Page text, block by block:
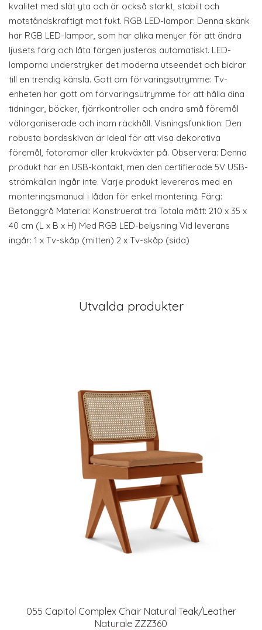
kvalitet med slät yta och är också starkt, stabilt och
motståndskraftigt mot fukt. RGB LED-lampor: Denna skänk
har RGB LED-lampor, som har olika menyer för att ändra
ljusets färg och låta färgen justeras automatiskt. LED-
lamporna understryker det moderna utseendet och bidrar
till en trendig känsla. Gott om förvaringsutrymme: Tv-
enheten har gott om förvaringsutrymme för att hålla dina
tidningar, böcker, fjärrkontroller och andra små föremål
välorganiserade och inom räckhåll. Visningsfunktion: Den
robusta bordsskivan är ideal för att visa dekorativa
föremål, fotoramar eller krukväxter på. Observera: Denna
produkt har en USB-kontakt, men den certifierade 5V USB-
strömkällan ingår inte. Varje produkt levereras med en
monteringsmanual i lådan för enkel montering. Färg:
Betonggrå Material: Konstruerat trä Totala mått: 210 x 35 x
40 cm (L x B x H) Med RGB LED-belysning Vid leverans
ingår: 1 x Tv-skåp (mitten) 2 x Tv-skåp (sida)
Utvalda produkter
055 Capitol Complex Chair Natural Teak/Leather
Naturale ZZZ360